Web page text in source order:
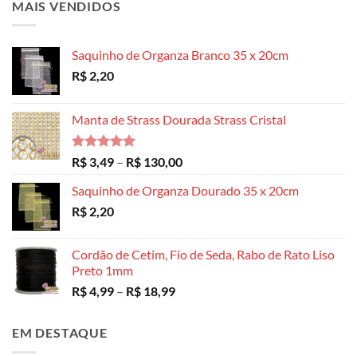
MAIS VENDIDOS
Saquinho de Organza Branco 35 x 20cm
R$ 2,20
Manta de Strass Dourada Strass Cristal
Avaliação
5.00
de 5
R$ 3,49 – R$ 130,00Faixa
preço:
Saquinho de Organza Dourado 35 x 20cm
R$ 2,20
Cordão de Cetim, Fio de Seda, Rabo de Rato Liso
Preto 1mm
R$4,99 – R$ 18,99Faixa
EM DESTAQUE